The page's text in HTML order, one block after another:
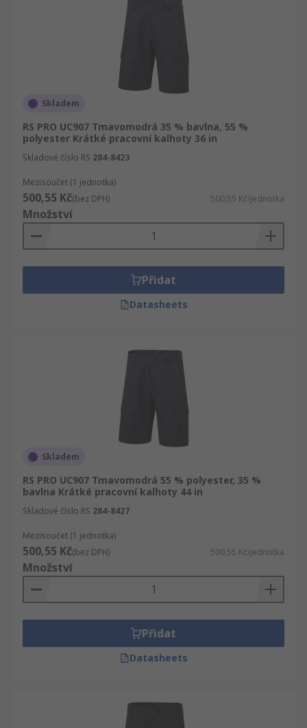
Skladem
RS PRO UC907 Tmavomodrá 35 % bavlna, 55 %
polyester Krátké pracovní kalhoty 36 in
Skladové číslo RS 284-8423
Mezisoučet (1 jednotka)
500,55 Kč(bez DPH) 500,55 Kč/jednotka
Množství
Přidat
Datasheets
Skladem
RS PRO UC907 Tmavomodrá 55 % polyester, 35 %
bavlna Krátké pracovní kalhoty 44 in
Skladové číslo RS 284-8427
Mezisoučet (1 jednotka)
500,55 Kč(bez DPH) 500,55 Kč/jednotka
Množství
Přidat
Datasheets